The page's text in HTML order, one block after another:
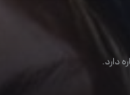
دارد.